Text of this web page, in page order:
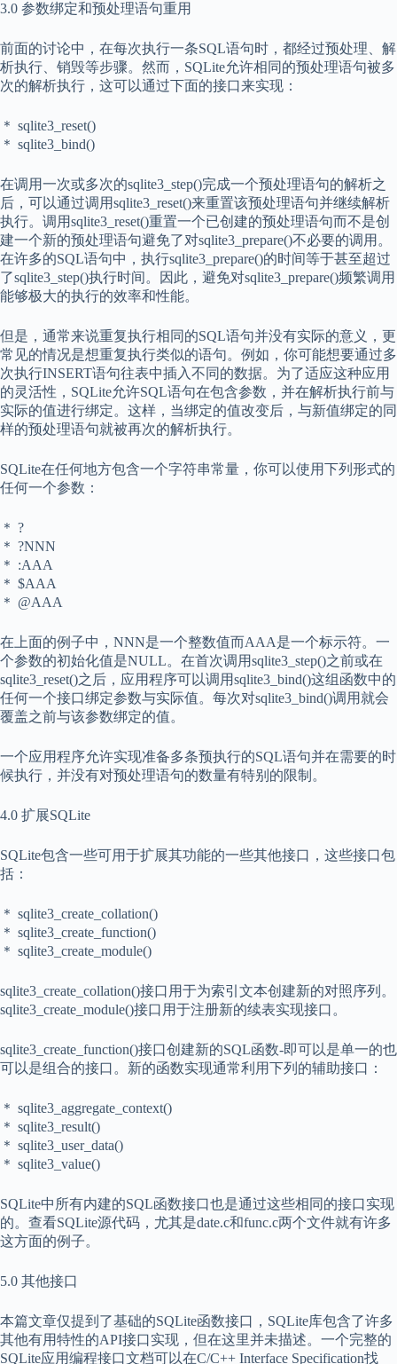
3.0 参数绑定和预处理语句重用
前面的讨论中，在每次执行一条SQL语句时，都经过预处理、解
析执行、销毁等步骤。然而，SQLite允许相同的预处理语句被多
次的解析执行，这可以通过下面的接口来实现：
＊ sqlite3_reset()
＊ sqlite3_bind()
在调用一次或多次的sqlite3_step()完成一个预处理语句的解析之
后，可以通过调用sqlite3_reset()来重置该预处理语句并继续解析
执行。调用sqlite3_reset()重置一个已创建的预处理语句而不是创
建一个新的预处理语句避免了对sqlite3_prepare()不必要的调用。
在许多的SQL语句中，执行sqlite3_prepare()的时间等于甚至超过
了sqlite3_step()执行时间。因此，避免对sqlite3_prepare()频繁调用
能够极大的执行的效率和性能。
但是，通常来说重复执行相同的SQL语句并没有实际的意义，更
常见的情况是想重复执行类似的语句。例如，你可能想要通过多
次执行INSERT语句往表中插入不同的数据。为了适应这种应用
的灵活性，SQLite允许SQL语句在包含参数，并在解析执行前与
实际的值进行绑定。这样，当绑定的值改变后，与新值绑定的同
样的预处理语句就被再次的解析执行。
SQLite在任何地方包含一个字符串常量，你可以使用下列形式的
任何一个参数：
＊ ?
＊ ?NNN
＊ :AAA
＊ $AAA
＊ @AAA
在上面的例子中，NNN是一个整数值而AAA是一个标示符。一
个参数的初始化值是NULL。在首次调用sqlite3_step()之前或在
sqlite3_reset()之后，应用程序可以调用sqlite3_bind()这组函数中的
任何一个接口绑定参数与实际值。每次对sqlite3_bind()调用就会
覆盖之前与该参数绑定的值。
一个应用程序允许实现准备多条预执行的SQL语句并在需要的时
候执行，并没有对预处理语句的数量有特别的限制。
4.0 扩展SQLite
SQLite包含一些可用于扩展其功能的一些其他接口，这些接口包
括：
＊ sqlite3_create_collation()
＊ sqlite3_create_function()
＊ sqlite3_create_module()
sqlite3_create_collation()接口用于为索引文本创建新的对照序列。
sqlite3_create_module()接口用于注册新的续表实现接口。
sqlite3_create_function()接口创建新的SQL函数-即可以是单一的也
可以是组合的接口。新的函数实现通常利用下列的辅助接口：
＊ sqlite3_aggregate_context()
＊ sqlite3_result()
＊ sqlite3_user_data()
＊ sqlite3_value()
SQLite中所有内建的SQL函数接口也是通过这些相同的接口实现
的。查看SQLite源代码，尤其是date.c和func.c两个文件就有许多
这方面的例子。
5.0 其他接口
本篇文章仅提到了基础的SQLite函数接口，SQLite库包含了许多
其他有用特性的API接口实现，但在这里并未描述。一个完整的
SQLite应用编程接口文档可以在C/C++ Interface Specification找